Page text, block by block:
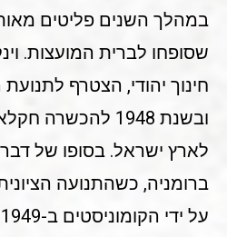
במהלך השנים פליטים
שסופחו לברית המועצות.
חינוך יהודי, הצטרף לתנועת
ובשנת 1948
לארץ ישראל. בסופו של
ברומניה, כשהתנועה